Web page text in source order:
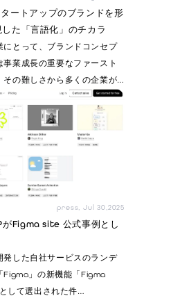
ートアップのブランドを形
た「言語化」のチカラ
にとって、ブランドコンセプ
事業成長の重要なファースト
その難しさから多くの企業が
press, Jul 30,2025
がFigma site 公式事例とし
発した自社サービスのランデ
Figma」の新機能「Figma
して選出された件…